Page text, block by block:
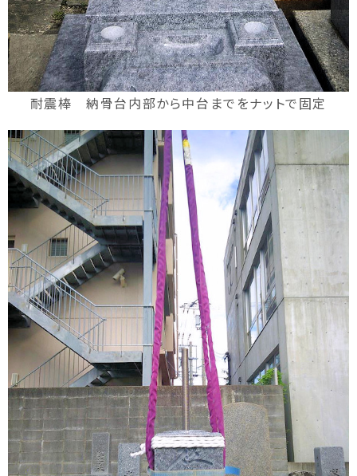
耐震棒 納骨台内部から中台までをナットで固定